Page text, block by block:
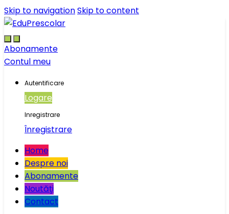
Skip to navigationSkip to content
Abonamente
Contul meu
Autentificare
Logare
Inregistrare
Înregistrare
Home
Despre noi
Abonamente
Noutăţi
Contact